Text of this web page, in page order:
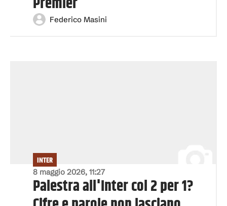
Federico Masini
8 maggio 2026, 11:27
INTER
Palestra all'Inter col 2 per 1?